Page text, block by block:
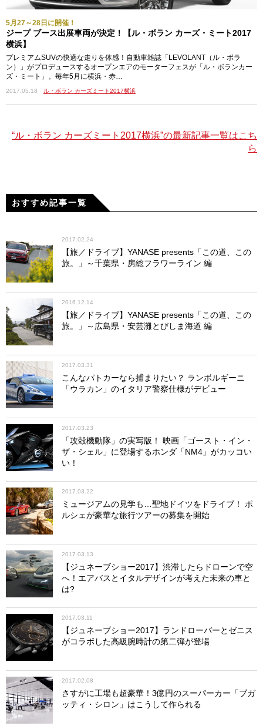
5月27～28日に開催！
ジープ ブース出展車両が決定！【ル・ボラン カーズ・ミート2017
横浜】
プレミアムSUVの快適な走りを体感！自動車雑誌「LEVOLANT（ル・ボラ
ン）」がプロデュースするオープンエアのモーターフェスが「ル・ボランカー
ズ・ミート」。毎年5月に横浜・赤…
2017.05.18 ル・ボラン カーズミート2017横浜
“ル・ボラン カーズミート2017横浜”の最新記事一覧はこち
ら
おすすめ記事一覧
2017.02.24
【旅／ドライブ】YANASE presents「この道、この
旅。」～千葉県・房総フラワーライン 編
2016.12.14
【旅／ドライブ】YANASE presents「この道、この
旅。」～広島県・安芸灘とびしま海道 編
2017.03.31
こんなパトカーなら捕まりたい？ ランボルギーニ
「ウラカン」のイタリア警察仕様がデビュー
2017.03.23
「攻殻機動隊」の実写版！ 映画「ゴースト・イン・
ザ・シェル」に登場するホンダ「NM4」がカッコい
い！
2017.03.22
ミュージアムの見学も…聖地ドイツをドライブ！ ポ
ルシェが豪華な旅行ツアーの募集を開始
2017.03.13
【ジュネーブショー2017】渋滞したらドローンで空
へ！エアバスとイタルデザインが考えた未来の車と
は?
2017.03.11
【ジュネーブショー2017】ランドローバーとゼニス
がコラボした高級腕時計の第二弾が登場
2017.02.08
さすがに工場も超豪華！3億円のスーパーカー「ブガ
ッティ・シロン」はこうして作られる